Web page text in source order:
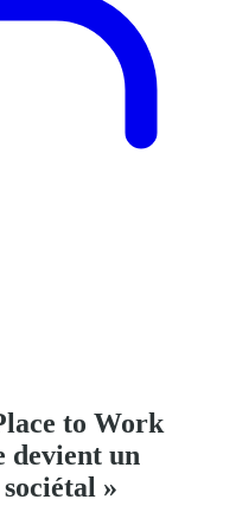
to Work
devient un
»